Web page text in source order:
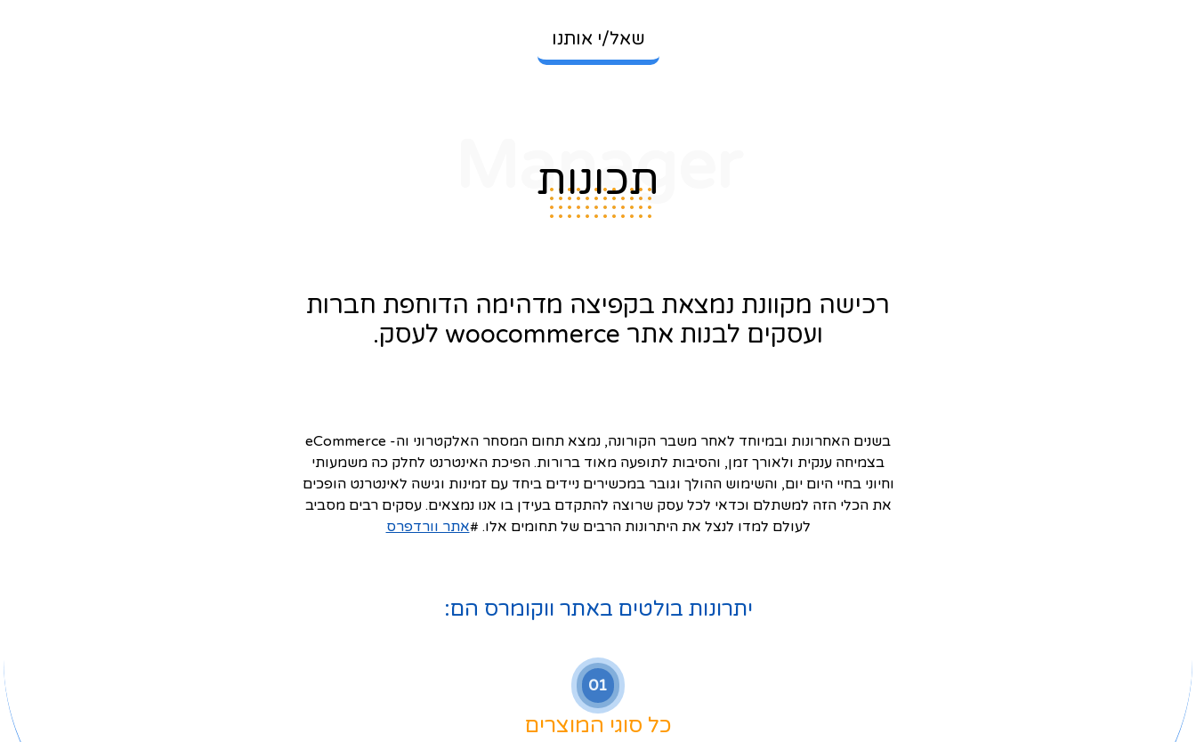
שאל/י אותנו
Manager
תכונות
רכישה מקוונת נמצאת בקפיצה מדהימה הדוחפת חברות
ועסקים לבנות אתר woocommerce לעסק.
בשנים האחרונות ובמיוחד לאחר משבר הקורונה, נמצא תחום המסחר האלקטרוני וה- eCommerce
בצמיחה ענקית ולאורך זמן, והסיבות לתופעה מאוד ברורות. הפיכת האינטרנט לחלק כה משמעותי
וחיוני בחיי היום יום, והשימוש ההולך וגובר במכשירים ניידים ביחד עם זמינות וגישה לאינטרנט הופכים
את הכלי הזה למשתלם וכדאי לכל עסק שרוצה להתקדם בעידן בו אנו נמצאים. עסקים רבים מסביב
לעולם למדו לנצל את היתרונות הרבים של תחומים אלו. #אתר וורדפרס
יתרונות בולטים באתר ווקומרס הם:
01
כל סוגי המוצרים